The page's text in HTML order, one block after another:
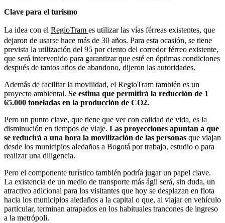
Clave para el turismo
La idea con el RegioTram es utilizar las vías férreas existentes, que
dejaron de usarse hace más de 30 años. Para esta ocasión, se tiene
prevista la utilización del 95 por ciento del corredor férreo existente,
que será intervenido para garantizar que esté en óptimas condiciones
después de tantos años de abandono, dijeron las autoridades.
Además de facilitar la movilidad, el RegioTram también es un
proyecto ambiental. Se estima que permitirá la reducción de 1
65.000 toneladas en la producción de CO2.
Pero un punto clave, que tiene que ver con calidad de vida, es la
disminución en tiempos de viaje. Las proyecciones apuntan a que
se reducirá a una hora la movilización de las personas que viajan
desde los municipios aledaños a Bogotá por trabajo, estudio o para
realizar una diligencia.
Pero el componente turístico también podría jugar un papel clave.
La existencia de un medio de transporte más ágil será, sin duda, un
atractivo adicional para los visitantes que hoy se desplazan en flota
hacia los municipios aledaños a la capital o que, al viajar en vehículo
particular, terminan atrapados en los habituales trancones de ingreso
a la metrópoli.